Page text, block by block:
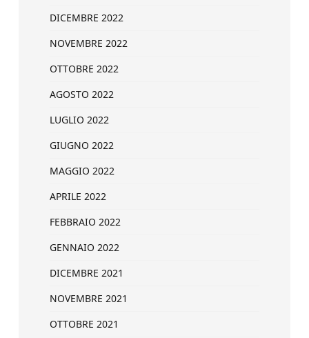
DICEMBRE 2022
NOVEMBRE 2022
OTTOBRE 2022
AGOSTO 2022
LUGLIO 2022
GIUGNO 2022
MAGGIO 2022
APRILE 2022
FEBBRAIO 2022
GENNAIO 2022
DICEMBRE 2021
NOVEMBRE 2021
OTTOBRE 2021